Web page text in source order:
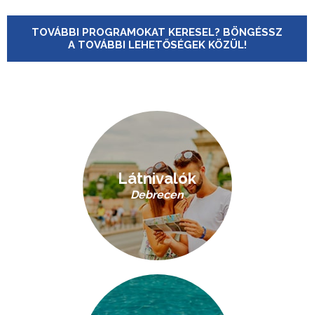
TOVÁBBI PROGRAMOKAT KERESEL? BÖNGÉSSZ
A TOVÁBBI LEHETŐSÉGEK KÖZÜL!
Látnivalók
Debrecen